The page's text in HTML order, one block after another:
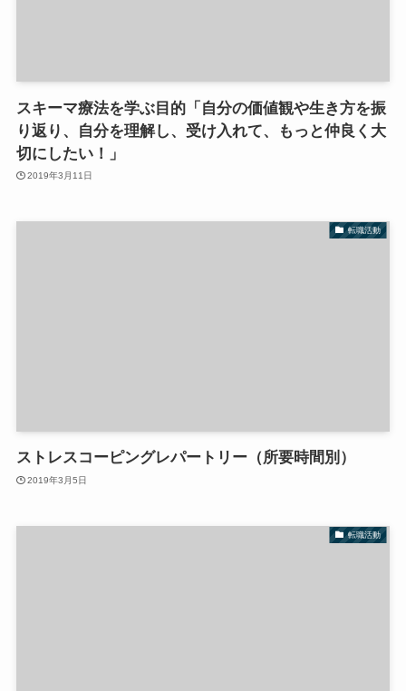
スキーマ療法を学ぶ目的「自分の価値観や生き方を振
り返り、自分を理解し、受け入れて、もっと仲良く大
切にしたい！」
2019年3月11日
転職活動
ストレスコーピングレパートリー（所要時間別）
2019年3月5日
転職活動